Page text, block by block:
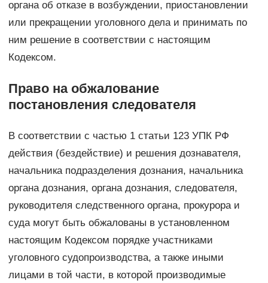
органа об отказе в возбуждении, приостановлении
или прекращении уголовного дела и принимать по
ним решение в соответствии с настоящим
Кодексом.
Право на обжалование
постановления следователя
В соответствии с частью 1 статьи 123 УПК РФ
действия (бездействие) и решения дознавателя,
начальника подразделения дознания, начальника
органа дознания, органа дознания, следователя,
руководителя следственного органа, прокурора и
суда могут быть обжалованы в установленном
настоящим Кодексом порядке участниками
уголовного судопроизводства, а также иными
лицами в той части, в которой производимые